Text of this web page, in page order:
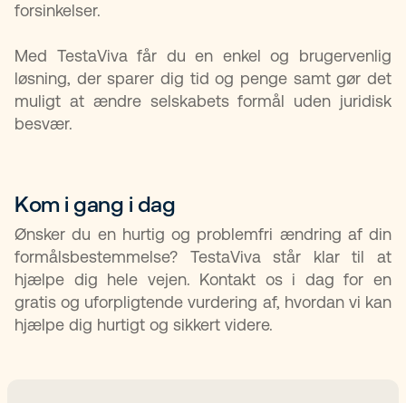
forsinkelser.
Med TestaViva får du en enkel og brugervenlig
løsning, der sparer dig tid og penge samt gør det
muligt at ændre selskabets formål uden juridisk
besvær.
Kom i gang i dag ​
Ønsker du en hurtig og problemfri ændring af din
formålsbestemmelse? TestaViva står klar til at
hjælpe dig hele vejen. Kontakt os i dag for en
gratis og uforpligtende vurdering af, hvordan vi kan
hjælpe dig hurtigt og sikkert videre.